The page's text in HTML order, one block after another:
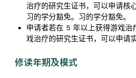
治疗的研究生证书，可以申请核
习的学分豁免。习的学分豁免。
申请者若在 5 年以上获得游戏治
戏治疗的研究生证书，可以申请
修读年期及模式